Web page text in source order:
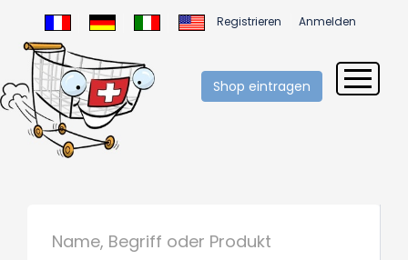
Registrieren Anmelden
Shop eintragen